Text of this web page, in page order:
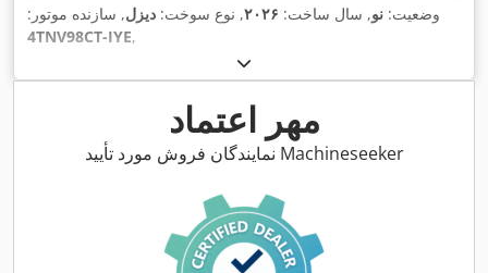
وضعیت: نو, سال ساخت: ۲۰۲۶, نوع سوخت: دیزل, سازنده موتور:
4TNV98CT-IYE,
مهر اعتماد
نمایندگان فروش مورد تأیید Machineseeker